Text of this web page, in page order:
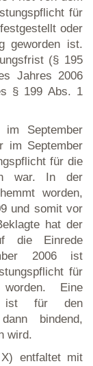
für
oder
geworden ist.
(§ 195
Jahres 2006
§ 199 Abs. 1
im September
im September
für die
war. In der
worden,
und somit vor
hat der
die Einrede
2006 ist
für
Eine
ist für den
bindend,
wird.
entfaltet mit